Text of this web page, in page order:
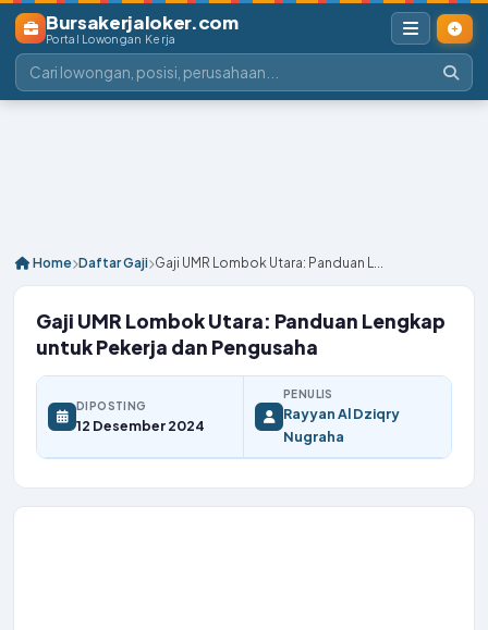
Bursakerjaloker.com
Portal Lowongan Kerja
Home Daftar Gaji Gaji UMR Lombok Utara: Panduan L...
Gaji UMR Lombok Utara: Panduan Lengkap
untuk Pekerja dan Pengusaha
DIPOSTING
12 Desember 2024
PENULIS
Rayyan Al Dziqry
Nugraha